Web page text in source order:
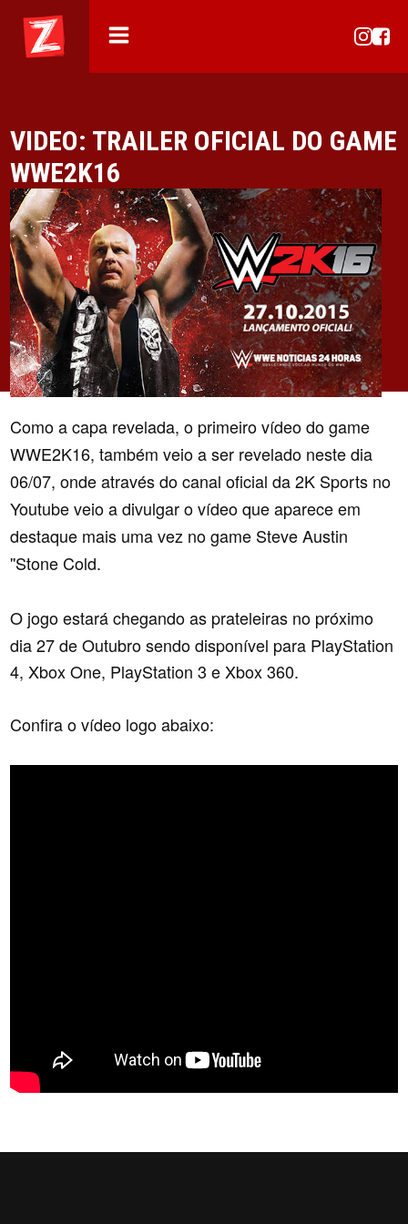
VIDEO: TRAILER OFICIAL DO GAME
WWE2K16
Como a capa revelada, o primeiro vídeo do game
WWE2K16, também veio a ser revelado neste dia
06/07, onde através do canal oficial da 2K Sports no
Youtube veio a divulgar o vídeo que aparece em
destaque mais uma vez no game Steve Austin
''Stone Cold.
O jogo estará chegando as prateleiras no próximo
dia 27 de Outubro sendo disponível para PlayStation
4, Xbox One, PlayStation 3 e Xbox 360.
Confira o vídeo logo abaixo: